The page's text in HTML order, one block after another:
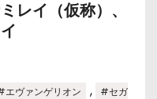
レイ（仮称）、
エヴァンゲリオン ,
#セガ